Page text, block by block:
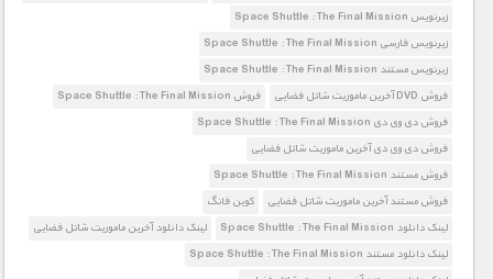
زیرنویس Space Shuttle : The Final Mission
زیرنویس فارسی Space Shuttle : The Final Mission
زیرنویس مستند Space Shuttle : The Final Mission
فروش DVD آخرین ماموریت شاتل فضایی
فروش Space Shuttle : The Final Mission
فروش دی وی دی Space Shuttle : The Final Mission
فروش دی وی دی آخرین ماموریت شاتل فضایی
فروش مستند Space Shuttle : The Final Mission
فروش مستند آخرین ماموریت شاتل فضایی
کوین فانگ
لینک دانلود Space Shuttle : The Final Mission
لینک دانلود آخرین ماموریت شاتل فضایی
لینک دانلود مستند Space Shuttle : The Final Mission